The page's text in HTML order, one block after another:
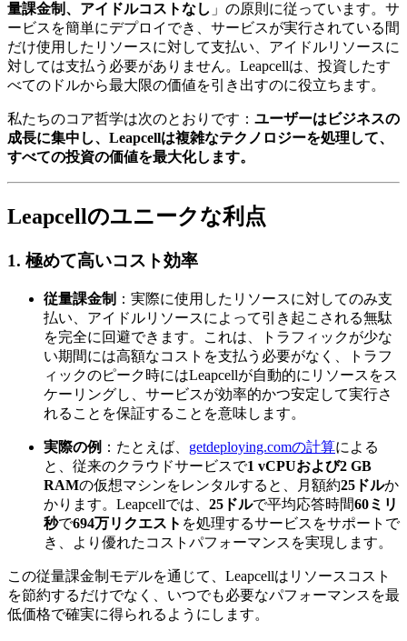
量課金制、アイドルコストなし 」の原則に従っています。サ
ービスを簡単にデプロイでき、サービスが実行されている間
だけ使用したリソースに対して支払い、アイドルリソースに
対しては支払う必要がありません。Leapcellは、投資したす
べてのドルから最大限の価値を引き出すのに役立ちます。
私たちのコア哲学は次のとおりです： ユーザーはビジネスの
成長に集中し、Leapcellは複雑なテクノロジーを処理して、
すべての投資の価値を最大化します。
Leapcellのユニークな利点
1. 極めて高いコスト効率
従量課金制 ：実際に使用したリソースに対してのみ支
払い、アイドルリソースによって引き起こされる無駄
を完全に回避できます。これは、トラフィックが少な
い期間には高額なコストを支払う必要がなく、トラフ
ィックのピーク時にはLeapcellが自動的にリソースをス
ケーリングし、サービスが効率的かつ安定して実行さ
れることを保証することを意味します。
実際の例 ：たとえば、 getdeploying.comの計算による
と、従来のクラウドサービスで1 vCPUおよび2 GB
RAMの仮想マシンをレンタルすると、月額約25ドルか
かります。Leapcellでは、 25ドルで平均応答時間60ミリ
秒で694万リクエスト を処理するサービスをサポートで
き、より優れたコストパフォーマンスを実現します。
この従量課金制モデルを通じて、Leapcellはリソースコスト
を節約するだけでなく、いつでも必要なパフォーマンスを最
低価格で確実に得られるようにします。